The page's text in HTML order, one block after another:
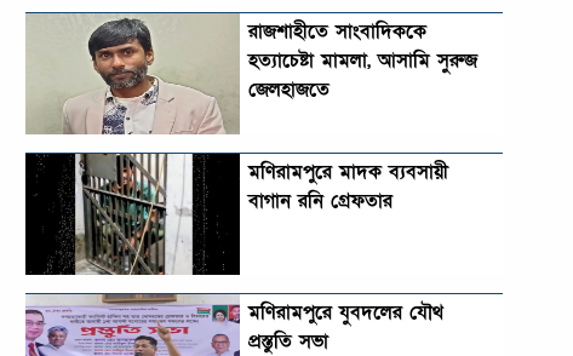
রাজশাহীতে সাংবাদিককে
হত্যাচেষ্টা মামলা, আসামি সুরুজ
জেলহাজতে
মণিরামপুরে মাদক ব্যবসায়ী
বাগান রনি গ্রেফতার
মণিরামপুরে যুবদলের যৌথ
প্রস্তুতি সভা